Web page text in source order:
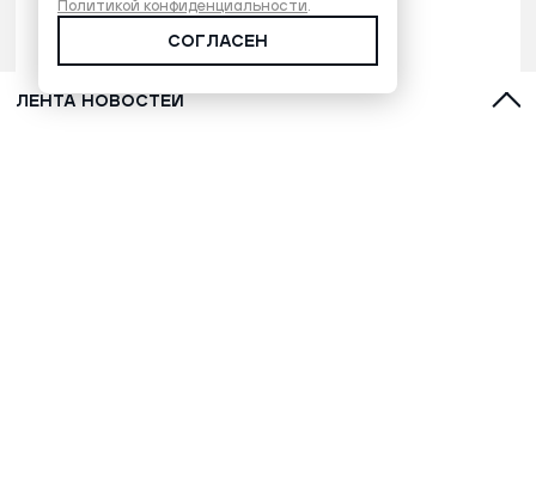
ЛЕНТА НОВОСТЕЙ
Политикой конфиденциальности.
СОГЛАСЕН